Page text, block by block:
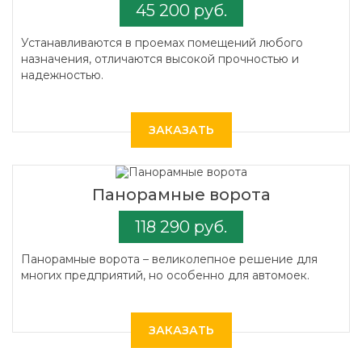
45 200 руб.
Устанавливаются в проемах помещений любого
назначения, отличаются высокой прочностью и
надежностью.
ЗАКАЗАТЬ
Панорамные ворота
118 290 руб.
Панорамные ворота – великолепное решение для
многих предприятий, но особенно для автомоек.
ЗАКАЗАТЬ